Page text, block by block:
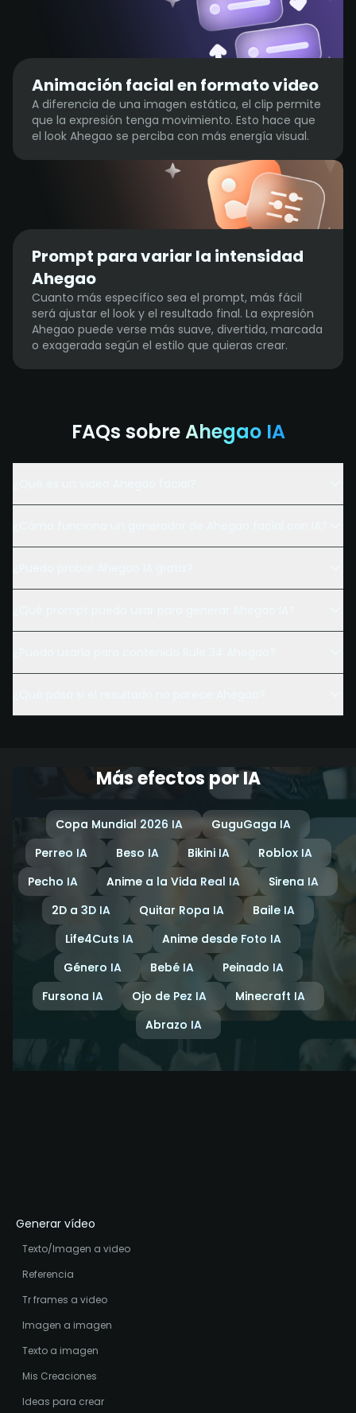
Animación facial en formato video
A diferencia de una imagen estática, el clip permite
que la expresión tenga movimiento. Esto hace que
el look Ahegao se perciba con más energía visual.
Prompt para variar la intensidad
Ahegao
Cuanto más específico sea el prompt, más fácil
será ajustar el look y el resultado final. La expresión
Ahegao puede verse más suave, divertida, marcada
o exagerada según el estilo que quieras crear.
FAQs sobreAhegao IA
Más efectos por IA
Copa Mundial 2026 IA
GuguGaga IA
Perreo IA
Beso IA Bikini IA
Roblox IA
Pecho IA
Anime a la Vida Real IA
Sirena IA
2D a 3D IA
Quitar Ropa IA
Baile IA
Life4Cuts IA
Anime desde Foto IA
Género IA
Bebé IA
Peinado IA
Fursona IA
Ojo de Pez IA
Minecraft IA
Abrazo IA
Generar vídeo
Texto/Imagen a video
Referencia
Tr frames a video
Imagen a imagen
Texto a imagen
Mis Creaciones
Ideas para crear